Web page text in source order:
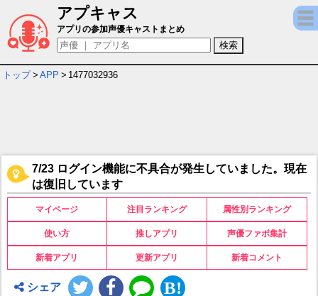
アプキャス
剣が刻 キャラ＆声優（CV）一覧
アプリの参加声優キャストまとめ
トップ > APP > 1477032936
7/23 ログイン機能に不具合が発生していました。現在
は復旧しています
マイページ 注目ランキング 属性別ランキング
使い方 推しアプリ 声優ファボ集計
新着アプリ 更新アプリ 新着コメント
シェア